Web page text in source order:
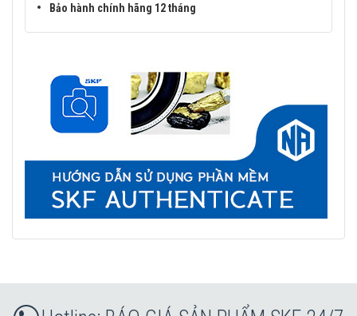
Bảo hành chính hãng 12 tháng